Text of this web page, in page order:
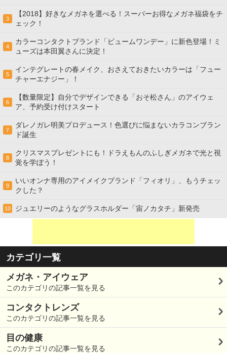
3
【2018】好きなメガネを選べる！スーパーお得なメガネ福袋をチ
ェック！
4
カラーコンタクトブランド「ビュームワンデー」に新色登場！ミ
ューズは本田翼さんに決定！
5
インテグレートの春メイク、おさえておきたいカラーは「フュー
チャーエナジー」！
6
【数量限定】自分でデザインできる「おそ松さん」のアイウェ
ア、予約受け付けスタート
7
ダレノガレ明美プロデュース！色選びに悩まないカラコンブラン
ド誕生
8
クリスマスプレゼントにも！ドラえもんのふしぎメガネで光と視
覚を学ぼう！
9
いいオンナ専用のアイメイクブランド「フィオリ」、もうチェッ
クした？
10 ジュエリーのようなグラスホルダー「宙ノカタチ」新発売
カテゴリ一覧
メガネ・アイウェア
このカテゴリの記事一覧を見る
コンタクトレンズ
このカテゴリの記事一覧を見る
目の健康
このカテゴリの記事一覧を見る